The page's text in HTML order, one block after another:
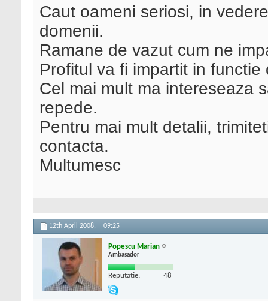
Caut oameni seriosi, in
domenii.
Ramane de vazut cum ne
Profitul va fi impartit in
Cel mai mult ma intereseaza
repede.
Pentru mai mult detalii,
contacta.
Multumesc
12th April 2008, 09:25
Popescu Marian
Ambasador
Reputatie: 48